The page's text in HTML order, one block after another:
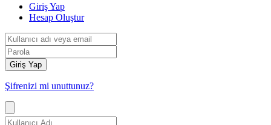
Giriş Yap
Hesap Oluştur
Giriş Yap
Şifrenizi mi unuttunuz?